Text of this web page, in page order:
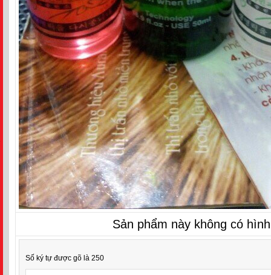
Sản phẩm này không có
Số ký tự được gõ là 250